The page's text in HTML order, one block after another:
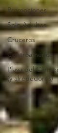
Promociones
Solo Adultos
Cruceros
Centroamérica
Playa del
(y alrededores)